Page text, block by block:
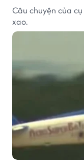
Câu chuyện của
xao.